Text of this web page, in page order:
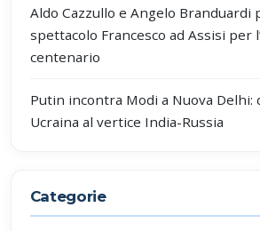
Aldo Cazzullo e Angelo Branduardi
spettacolo Francesco ad Assisi per
centenario
Putin incontra Modi a Nuova Delhi:
Ucraina al vertice India-Russia
Categorie